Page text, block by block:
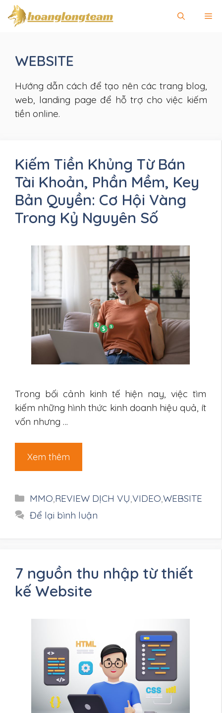
Chuyển
đến
WEBSITE
Hướng dẫn cách để tạo nên các trang blog,
web, landing page để hỗ trợ cho việc kiếm
tiền online.
Kiếm Tiền Khủng Từ Bán
Tài Khoản, Phần Mềm, Key
Bản Quyền: Cơ Hội Vàng
Trong Kỷ Nguyên Số
Trong bối cảnh kinh tế hiện nay, việc tìm
kiếm những hình thức kinh doanh hiệu quả, ít
vốn nhưng …
Xem thêm
Danh
mục
MMO REVIEW DỊCH VỤ ,VIDEO ,WEBSITE
Để lại bình luận
7 nguồn thu nhập từ thiết
kế Website